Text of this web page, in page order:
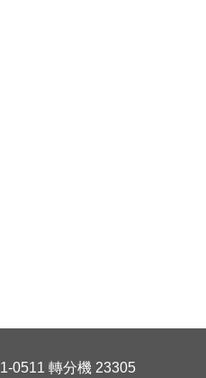
0511 轉分機 23305